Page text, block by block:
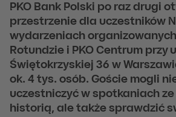
PKO Bank Polski po raz drugi
przestrzenie dla uczestników
wydarzeniach organizowanych
Rotundzie i PKO Centrum przy
Świętokrzyskiej 36 w
ok. 4 tys. osób. Goście mogli
uczestniczyć w spotkaniach ze
historią, ale także sprawdzić